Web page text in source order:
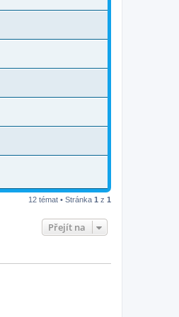
12 témat • Stránka 1 z 1
Přejít na